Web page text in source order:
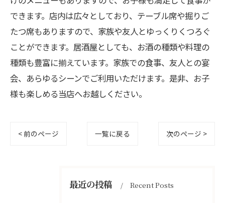
できます。店内は広々としており、テーブル席や掘りご
たつ席もありますので、家族や友人とゆっくりくつろぐ
ことができます。居酒屋としても、お酒の種類や料理の
種類も豊富に揃えています。家族での食事、友人との宴
会、あらゆるシーンでご利用いただけます。是非、お子
様も楽しめる当店へお越しください。
< 前のページ 一覧に戻る 次のページ >
最近の投稿 Recent Posts